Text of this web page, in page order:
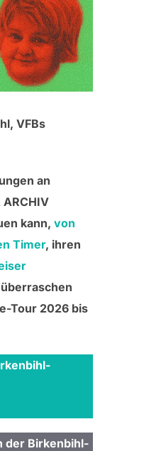
VFBs
an
kann, von
Timer, ihren
Tour 2026 bis
der Birkenbihl-